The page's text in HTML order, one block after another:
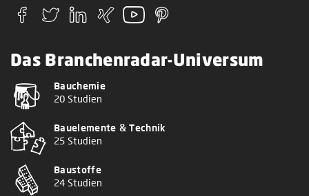
Das Branchenradar-Universum
Bauchemie
20 Studien
Bauelemente & Technik
25 Studien
Baustoffe
24 Studien